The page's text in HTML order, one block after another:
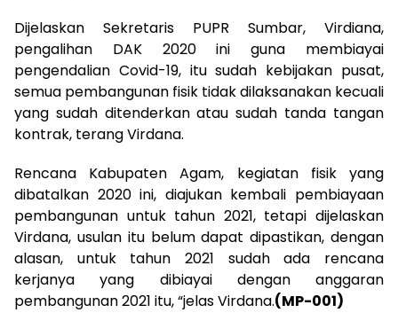
Dijelaskan Sekretaris PUPR Sumbar, Virdiana,
pengalihan DAK 2020 ini guna membiayai
pengendalian Covid-19, itu sudah kebijakan pusat,
semua pembangunan fisik tidak dilaksanakan kecuali
yang sudah ditenderkan atau sudah tanda tangan
kontrak, terang Virdana.
Rencana Kabupaten Agam, kegiatan fisik yang
dibatalkan 2020 ini, diajukan kembali pembiayaan
pembangunan untuk tahun 2021, tetapi dijelaskan
Virdana, usulan itu belum dapat dipastikan, dengan
alasan, untuk tahun 2021 sudah ada rencana
kerjanya yang dibiayai dengan anggaran
pembangunan 2021 itu, “jelas Virdana.(MP-001)